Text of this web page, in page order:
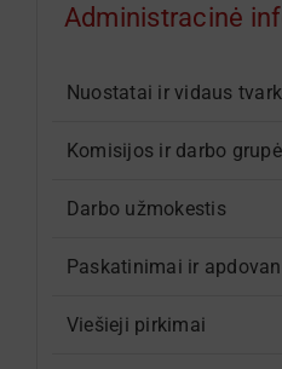
Paslaugos
Kontaktai
Administracinė
Nuostatai ir vidaus
Komisijos ir darbo
Darbo užmokestis
Paskatinimai ir
Viešieji pirkimai